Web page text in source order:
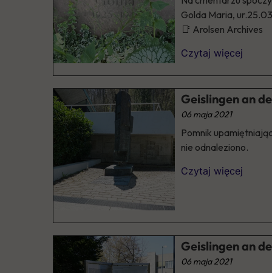
Golda Maria,
📑 Arolsen Archives
Czytaj więcej
Geislingen an
06 maja 2021
Pomnik
nie odnaleziono.
Czytaj więcej
Geislingen an
06 maja 2021